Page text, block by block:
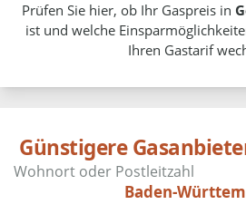
Prüfen Sie hier, ob Ihr Gaspreis in
ist und welche
Ihren Gastarif
Günstigere
Baden-